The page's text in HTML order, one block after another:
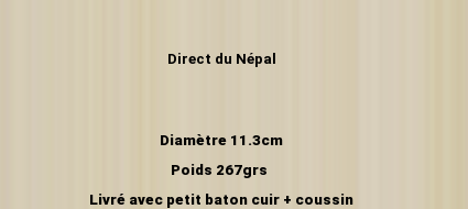
Direct du Népal
Diamètre 11.3cm
Poids 267grs
Livré avec petit baton cuir + coussin